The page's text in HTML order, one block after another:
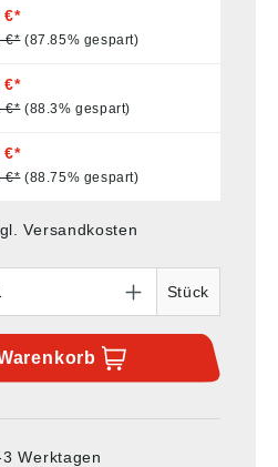
€*
€* (87.85% gespart)
€*
€* (88.3% gespart)
€*
€* (88.75% gespart)
Versandkosten
Stück
Werktagen